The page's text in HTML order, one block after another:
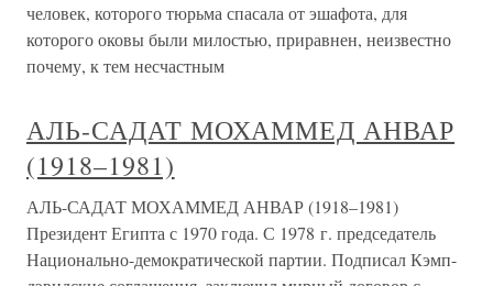
человек, которого тюрьма спасала от эшафота, для
которого оковы были милостью, приравнен, неизвестно
почему, к тем несчастным
АЛЬ-САДАТ МОХАММЕД АНВАР
(1918–1981)
АЛЬ-САДАТ МОХАММЕД АНВАР (1918–1981)
Президент Египта с 1970 года. С 1978 г. председатель
Национально-демократической партии. Подписал Кэмп-